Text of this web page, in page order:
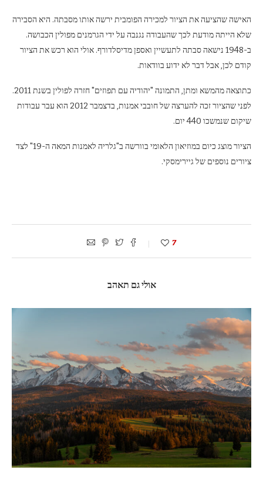
האישה שהציעה את הציור למכירה הפומבית ירשה אותו מסבתה. היא הסבירה
שלא הייתה מודעת לכך שהעבודה נגנבה על ידי הגרמנים מפולין הכבושה.
ב-1948 נישאה סבתה לתעשיין ואספן מדיסלדורף. אולי הוא רכש את הציור
קודם לכן, אבל דבר לא ידוע בוודאות.
כתוצאה מהמשא ומתן, התמונה "יהודיה עם תפוזים" חזרה לפולין בשנת 2011.
לפני שהציור זכה להערצה של חובבי אמנות, בדצמבר 2012 הוא עבר עבודות
שיקום שנמשכו 440 יום.
הציור מוצג כיום במוזיאון הלאומי בוורשה ב"גלריה לאמנות המאה ה-19" לצד
ציורים נוספים של גיירימסקי.
7
אולי גם תאהב